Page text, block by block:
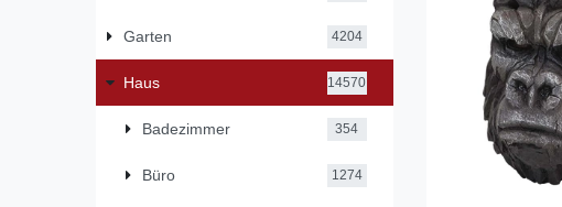
Garten 4204
Haus 14570
Badezimmer 354
Büro 1274